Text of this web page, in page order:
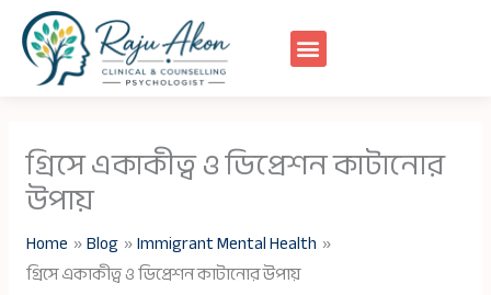
content
গ্রিসে একাকীত্ব ও ডিপ্রেশন কাটানোর
উপায়
Home Blog
Immigrant Mental Health
গ্রিসে একাকীত্ব ও ডিপ্রেশন কাটানোর উপায়